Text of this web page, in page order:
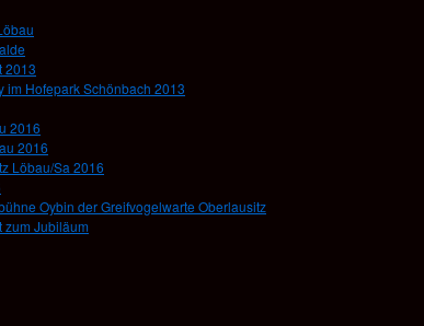
2013
im Hofepark Schönbach 2013
2016
2016
Löbau/Sa 2016
Oybin der Greifvogelwarte Oberlausitz
zum Jubiläum